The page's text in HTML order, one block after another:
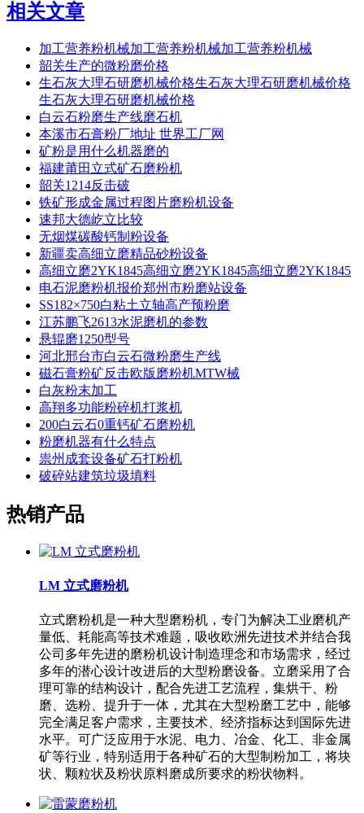
相关文章
加工营养粉机械加工营养粉机械加工营养粉机械
韶关生产的微粉磨价格
生石灰大理石研磨机械价格生石灰大理石研磨机械价格
生石灰大理石研磨机械价格
白云石粉磨生产线磨石机
本溪市石膏粉厂地址 世界工厂网
矿粉是用什么机器磨的
福建莆田立式矿石磨粉机
韶关1214反击破
铁矿形成金属过程图片磨粉机设备
速邦大德屹立比较
无烟煤碳酸钙制粉设备
新疆卖高细立磨精品砂粉设备
高细立磨2YK1845高细立磨2YK1845高细立磨2YK1845
电石泥磨粉机报价郑州市粉磨站设备
SS182×750白粘土立轴高产预粉磨
江苏鹏飞2613水泥磨机的参数
悬辊磨1250型号
河北邢台市白云石微粉磨生产线
磁石膏粉矿反击欧版磨粉机MTW械
白灰粉末加工
高翔多功能粉碎机打浆机
200白云石0重钙矿石磨粉机
粉磨机器有什么特点
祟州成套设备矿石打粉机
破碎站建筑垃圾填料
热销产品
LM 立式磨粉机
立式磨粉机是一种大型磨粉机，专门为解决工业磨机产
量低、耗能高等技术难题，吸收欧洲先进技术并结合我
公司多年先进的磨粉机设计制造理念和市场需求，经过
多年的潜心设计改进后的大型粉磨设备。立磨采用了合
理可靠的结构设计，配合先进工艺流程，集烘干、粉
磨、选粉、提升于一体，尤其在大型粉磨工艺中，能够
完全满足客户需求，主要技术、经济指标达到国际先进
水平。可广泛应用于水泥、电力、冶金、化工、非金属
矿等行业，特别适用于各种矿石的大型制粉加工，将块
状、颗粒状及粉状原料磨成所要求的粉状物料。